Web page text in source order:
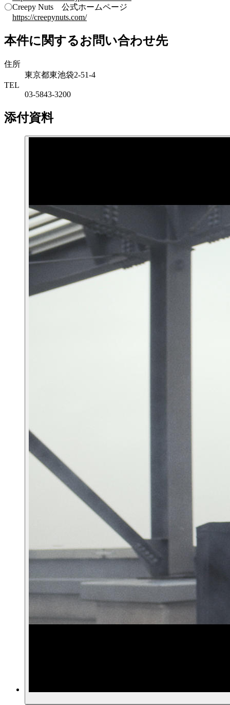
〇Creepy Nuts 公式ホームページ
https://creepynuts.com/
本件に関するお問い合わせ先
住所
東京都東池袋2-51-4
TEL
03-5843-3200
添付資料